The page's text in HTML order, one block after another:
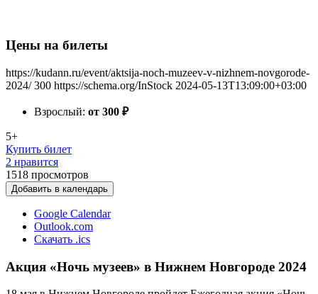
Цены на билеты
https://kudann.ru/event/aktsija-noch-muzeev-v-nizhnem-novgorode-
2024/ 300 https://schema.org/InStock 2024-05-13T13:09:00+03:00
Взрослый: от 300 ₽
5+
Купить билет
2 нравится
1518 просмотров
Добавить в календарь
Google Calendar
Outlook.com
Скачать .ics
Акция «Ночь музеев» в Нижнем Новгороде 2024